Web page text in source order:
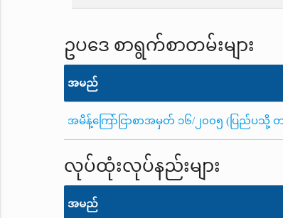
ဥပဒေ စာရွက်စာတမ်းများ
အမည်
အမိန့်ကြော်ငြာစာအမှတ် ၁၆/၂၀၀၅ (ပြည်ပသို့
လုပ်ထုံးလုပ်နည်းများ
အမည်